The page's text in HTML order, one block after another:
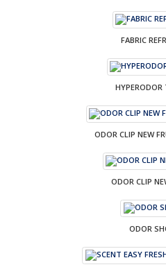
FABRIC
HYPERODOR
ODOR CLIP NEW
ODOR CLIP
ODOR